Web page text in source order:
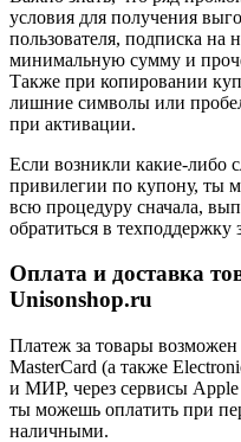
условия для получения
пользователя, подписка на
минимальную сумму и
Также при копировании
лишние символы или
при активации.
Если возникли какие-либо
привилегии по купону, ты
всю процедуру сначала,
обратиться в
Оплата и доставка
Unisonshop.ru
Платеж за товары
MasterCard (а также
и МИР, через сервисы
ты можешь оплатить при
наличными.